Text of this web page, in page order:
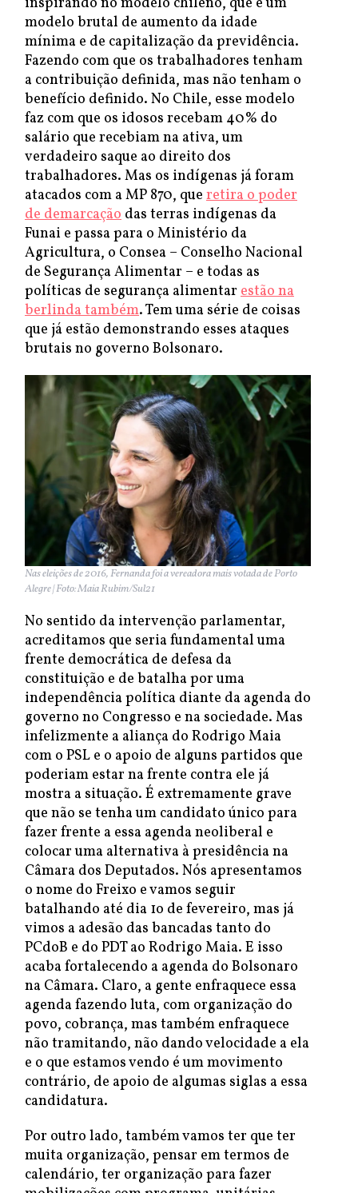
modelo brutal de aumento da idade
mínima e de capitalização da previdência.
Fazendo com que os trabalhadores tenham
a contribuição definida, mas não tenham o
benefício definido. No Chile, esse modelo
faz com que os idosos recebam 40% do
salário que recebiam na ativa, um
verdadeiro saque ao direito dos
trabalhadores. Mas os indígenas já foram
atacados com a MP 870, que retira o poder
de demarcação das terras indígenas da
Funai e passa para o Ministério da
Agricultura, o Consea – Conselho Nacional
de Segurança Alimentar – e todas as
políticas de segurança alimentar estão na
berlinda também. Tem uma série de coisas
que já estão demonstrando esses ataques
brutais no governo Bolsonaro.
Nas eleições de 2016, Fernanda foi a vereadora mais votada de Porto
Alegre | Foto: Maia Rubim/Sul21
No sentido da intervenção parlamentar,
acreditamos que seria fundamental uma
frente democrática de defesa da
constituição e de batalha por uma
independência política diante da agenda do
governo no Congresso e na sociedade. Mas
infelizmente a aliança do Rodrigo Maia
com o PSL e o apoio de alguns partidos que
poderiam estar na frente contra ele já
mostra a situação. É extremamente grave
que não se tenha um candidato único para
fazer frente a essa agenda neoliberal e
colocar uma alternativa à presidência na
Câmara dos Deputados. Nós apresentamos
o nome do Freixo e vamos seguir
batalhando até dia 1o de fevereiro, mas já
vimos a adesão das bancadas tanto do
PCdoB e do PDT ao Rodrigo Maia. E isso
acaba fortalecendo a agenda do Bolsonaro
na Câmara. Claro, a gente enfraquece essa
agenda fazendo luta, com organização do
povo, cobrança, mas também enfraquece
não tramitando, não dando velocidade a ela
e o que estamos vendo é um movimento
contrário, de apoio de algumas siglas a essa
candidatura.
Por outro lado, também vamos ter que ter
muita organização, pensar em termos de
calendário, ter organização para fazer